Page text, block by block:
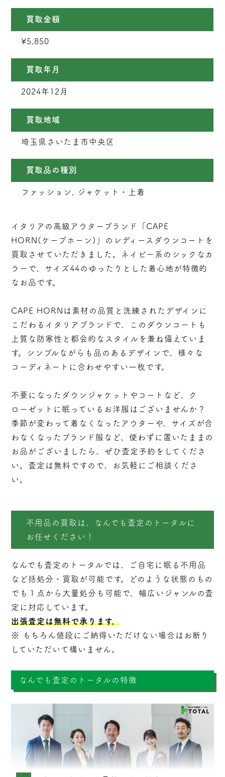
買取金額
¥5,850
買取年月
2024年12月
買取地域
埼玉県さいたま市中央区
買取品の種別
ファッション, ジャケット・上着
イタリアの高級アウターブランド「CAPE
HORN(ケープホーン)」のレディースダウンコートを
買取させていただきました。ネイビー系のシックなカ
ラーで、サイズ44のゆったりとした着心地が特徴的
なお品です。
CAPE HORNは素材の品質と洗練されたデザインに
こだわるイタリアブランドで、このダウンコートも
上質な防寒性と都会的なスタイルを兼ね備えていま
す。シンプルながらも品のあるデザインで、様々な
コーディネートに合わせやすい一枚です。
不要になったダウンジャケットやコートなど、ク
ローゼットに眠っているお洋服はございませんか？
季節が変わって着なくなったアウターや、サイズが合
わなくなったブランド服など、使わずに置いたままの
お品がございましたら、ぜひ査定予約をしてくださ
い。査定は無料ですので、お気軽にご相談くださ
い。
不用品の買取は、なんでも査定のトータルに
お任せください！
なんでも査定のトータルでは、ご自宅に眠る不用品
など括処分・ 買取 が可能です。どのような状態のもの
でも１点から大量処分も可能で、幅広いジャンルの査
定に対応しています。
出張査定は無料で承ります。
※ もちろん値段にご納得いただけない場合はお断り
していただいて構いません。
なんでも査定のトータルの特徴